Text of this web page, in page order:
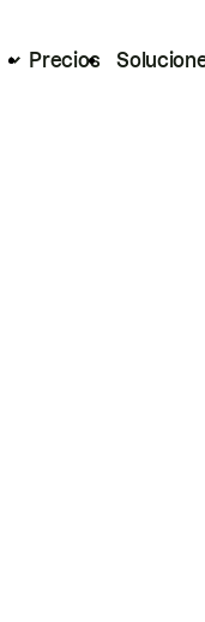
Precios